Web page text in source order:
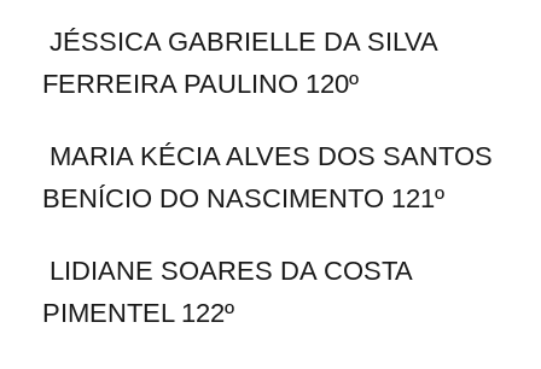
JÉSSICA GABRIELLE DA SILVA
FERREIRA PAULINO 120º
MARIA KÉCIA ALVES DOS SANTOS
BENÍCIO DO NASCIMENTO 121º
LIDIANE SOARES DA COSTA
PIMENTEL 122º